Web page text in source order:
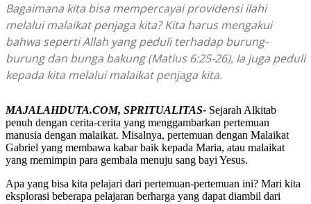
Bagaimana kita bisa mempercayai providensi ilahi
melalui malaikat penjaga kita? Kita harus mengakui
bahwa seperti Allah yang peduli terhadap burung-
burung dan bunga bakung (Matius 6:25-26), Ia juga peduli
kepada kita melalui malaikat penjaga kita.
MAJALAHDUTA.COM, SPRITUALITAS- Sejarah Alkitab
penuh dengan cerita-cerita yang menggambarkan pertemuan
manusia dengan malaikat. Misalnya, pertemuan dengan Malaikat
Gabriel yang membawa kabar baik kepada Maria, atau malaikat
yang memimpin para gembala menuju sang bayi Yesus.
Apa yang bisa kita pelajari dari pertemuan-pertemuan ini? Mari kita
eksplorasi beberapa pelajaran berharga yang dapat diambil dari